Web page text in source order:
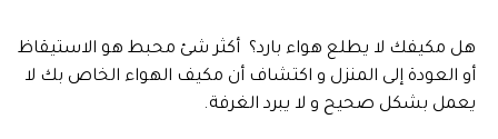
هل مكيفك لا يطلع هواء بارد؟ أكثر شئ محبط هو الاستيقاظ
أو العودة إلى المنزل و اكتشاف أن مكيف الهواء الخاص بك لا
يعمل بشكل صحيح و لا يبرد الغرفة.